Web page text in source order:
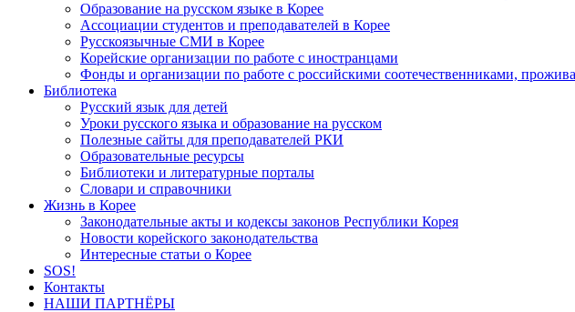
Образование на русском языке в Корее
Ассоциации студентов и преподавателей в Корее
Русскоязычные СМИ в Корее
Корейские организации по работе с иностранцами
Фонды и организации по работе с российскими соотечественниками,
Библиотека
Русский язык для детей
Уроки русского языка и образование на русском
Полезные сайты для преподавателей РКИ
Образовательные ресурсы
Библиотеки и литературные порталы
Словари и справочники
Жизнь в Корее
Законодательные акты и кодексы законов Республики Корея
Новости корейского законодательства
Интересные статьи о Корее
SOS!
Контакты
НАШИ ПАРТНЁРЫ